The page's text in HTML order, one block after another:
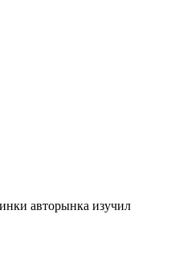
авторынка изучил